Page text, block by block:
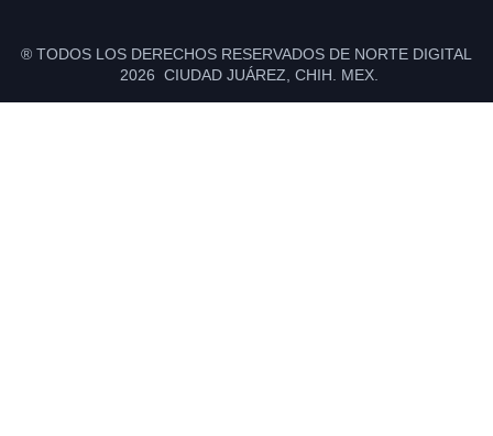
® TODOS LOS DERECHOS RESERVADOS DE NORTE DIGITAL
2026 CIUDAD JUÁREZ, CHIH. MEX.